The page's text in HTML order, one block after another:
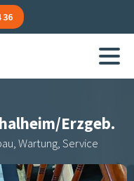
36
Erzgeb.
Wartung, Service